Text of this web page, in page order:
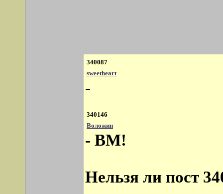
340087
sweetheart
-
340146
Воложин
- ВМ!
Нельзя ли пост